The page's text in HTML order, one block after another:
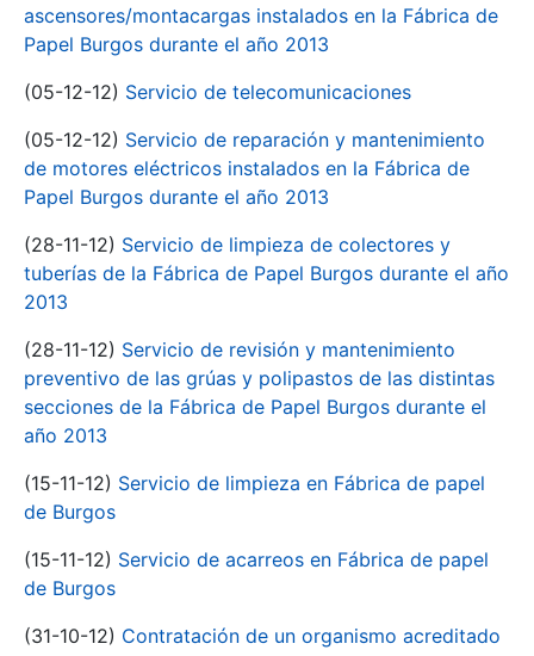
ascensores/montacargas instalados en la Fábrica de
Papel Burgos durante el año 2013
(05-12-12) Servicio de telecomunicaciones
(05-12-12) Servicio de reparación y mantenimiento
de motores eléctricos instalados en la Fábrica de
Papel Burgos durante el año 2013
(28-11-12) Servicio de limpieza de colectores y
tuberías de la Fábrica de Papel Burgos durante el año
2013
(28-11-12) Servicio de revisión y mantenimiento
preventivo de las grúas y polipastos de las distintas
secciones de la Fábrica de Papel Burgos durante el
año 2013
(15-11-12) Servicio de limpieza en Fábrica de papel
de Burgos
(15-11-12) Servicio de acarreos en Fábrica de papel
de Burgos
(31-10-12) Contratación de un organismo acreditado